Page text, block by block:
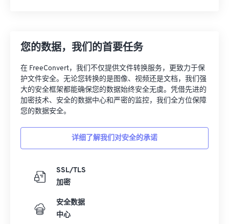
您的数据，我们的首要任务
在 FreeConvert，我们不仅提供文件转换服务，更致力于保
护文件安全。无论您转换的是图像、视频还是文档，我们强
大的安全框架都能确保您的数据始终安全无虞。凭借先进的
加密技术、安全的数据中心和严密的监控，我们全方位保障
您的数据安全。
详细了解我们对安全的承诺
SSL/TLS
加密
安全数据
中心